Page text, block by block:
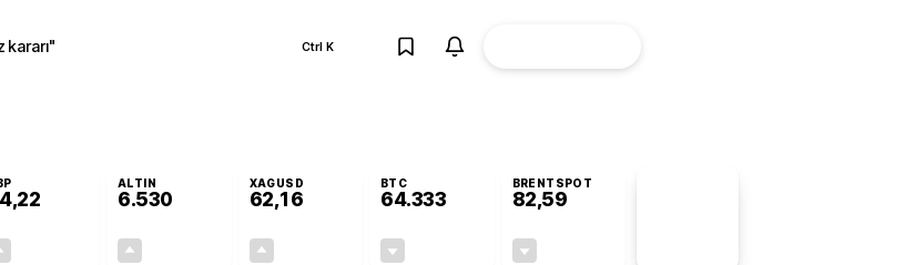
kararı" Ctrl K
ALTIN
6.530
XAGUSD
62,16
BTC
64.333
BRENTSPOT
82,59